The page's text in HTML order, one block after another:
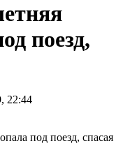
поезд,
22:44